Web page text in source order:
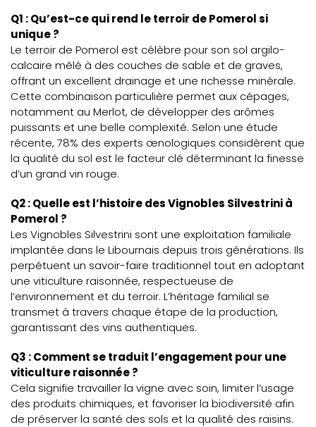
Q1 : Qu’est-ce qui rend le terroir de Pomerol si
unique ?
Le terroir de Pomerol est célèbre pour son sol argilo-
calcaire mêlé à des couches de sable et de graves,
offrant un excellent drainage et une richesse minérale.
Cette combinaison particulière permet aux cépages,
notamment au Merlot, de développer des arômes
puissants et une belle complexité. Selon une étude
récente, 78% des experts œnologiques considèrent que
la qualité du sol est le facteur clé déterminant la finesse
d’un grand vin rouge.
Q2 : Quelle est l’histoire des Vignobles Silvestrini à
Pomerol ?
Les Vignobles Silvestrini sont une exploitation familiale
implantée dans le Libournais depuis trois générations. Ils
perpétuent un savoir-faire traditionnel tout en adoptant
une viticulture raisonnée, respectueuse de
l’environnement et du terroir. L’héritage familial se
transmet à travers chaque étape de la production,
garantissant des vins authentiques.
Q3 : Comment se traduit l’engagement pour une
viticulture raisonnée ?
Cela signifie travailler la vigne avec soin, limiter l’usage
des produits chimiques, et favoriser la biodiversité afin
de préserver la santé des sols et la qualité des raisins.